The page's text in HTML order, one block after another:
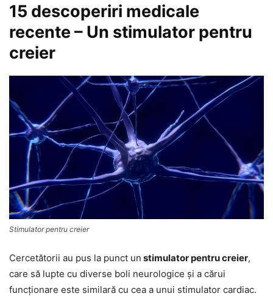
15 descoperiri medicale
recente – Un stimulator pentru
creier
Stimulator pentru creier
Cercetătorii au pus la punct un stimulator pentru creier,
care să lupte cu diverse boli neurologice şi a cărui
funcţionare este similară cu cea a unui stimulator cardiac.